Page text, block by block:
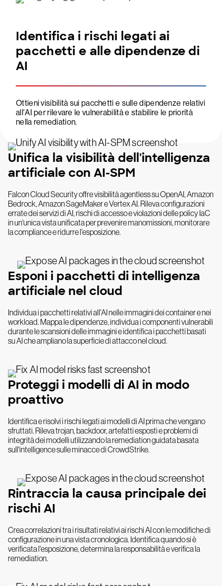
Identifica i rischi legati ai
pacchetti e alle dipendenze di
AI
Ottieni visibilità sui pacchetti e sulle dipendenze relativi
all'AI per rilevare le vulnerabilità e stabilire le priorità
nella remediation.
Unifica la visibilità dell'intelligenza
artificiale con AI-SPM
Falcon Cloud Security offre visibilità agentless su OpenAI, Amazon
Bedrock, Amazon SageMaker e Vertex AI. Rileva configurazioni
errate dei servizi di AI, rischi di accesso e violazioni delle policy IaC
in un'unica vista unificata per prevenire manomissioni, monitorare
la compliance e ridurre l'esposizione.
Esponi i pacchetti di intelligenza
artificiale nel cloud
Individua i pacchetti relativi all'AI nelle immagini dei container e nei
workload. Mappa le dipendenze, individua i componenti vulnerabili
durante le scansioni delle immagini e identifica i pacchetti basati
su AI che ampliano la superficie di attacco nel cloud.
Proteggi i modelli di AI in modo
proattivo
Identifica e risolvi i rischi legati ai modelli di AI prima che vengano
sfruttati. Rileva trojan, backdoor, artefatti esposti e problemi di
integrità dei modelli utilizzando la remediation guidata basata
sull'intelligence sulle minacce di CrowdStrike.
Rintraccia la causa principale dei
rischi AI
Crea correlazioni tra i risultati relativi ai rischi AI con le modifiche di
configurazione in una vista cronologica. Identifica quando si è
verificata l'esposizione, determina la responsabilità e verifica la
remediation.